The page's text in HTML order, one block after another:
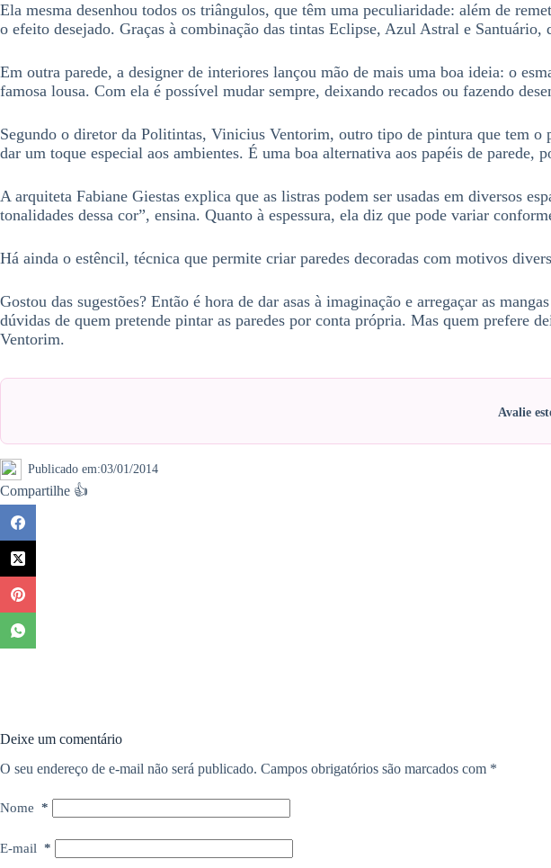
Ela mesma desenhou todos os triângulos, que têm uma peculiaridade: além de
o efeito desejado. Graças à combinação das tintas Eclipse, Azul Astral e
Em outra parede, a designer de interiores lançou mão de mais uma boa ideia: o
famosa lousa. Com ela é possível mudar sempre, deixando recados ou fazendo
Segundo o diretor da Politintas, Vinicius Ventorim, outro tipo de pintura que tem o
dar um toque especial aos ambientes. É uma boa alternativa aos papéis de parede,
A arquiteta Fabiane Giestas explica que as listras podem ser usadas em diversos
tonalidades dessa cor”, ensina. Quanto à espessura, ela diz que pode variar
Há ainda o estêncil, técnica que permite criar paredes decoradas com motivos
Gostou das sugestões? Então é hora de dar asas à imaginação e arregaçar as
dúvidas de quem pretende pintar as paredes por conta própria. Mas quem
Ventorim.
Avalie
Publicado em:03/01/2014
Compartilhe 👍
Deixe um comentário
O seu endereço de e-mail não será publicado. Campos obrigatórios são marcados com *
Nome *
E-mail *